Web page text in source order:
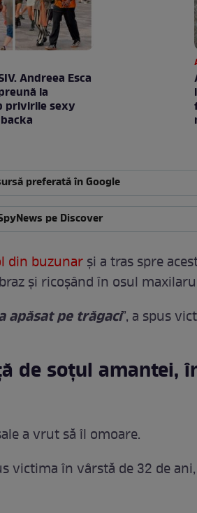
Andreea Esca
la
privirile sexy
preferată în Google
pe Discover
din buzunarși a tras spre
și ricoșând în osul
apăsat pe trăgaci”, a spus
de soțul amantei,
a vrut să îl omoare.
victima în vârstă de 32 de ani,